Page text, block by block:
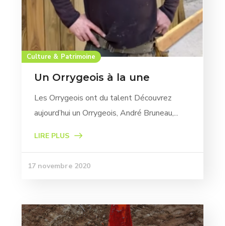
Culture & Patrimoine
Un Orrygeois à la une
Les Orrygeois ont du talent Découvrez
aujourd’hui un Orrygeois, André Bruneau,...
LIRE PLUS
17 novembre 2020